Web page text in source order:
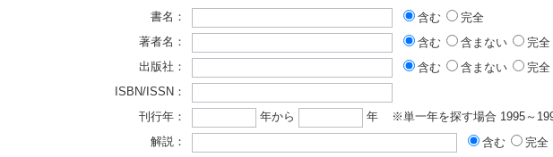
書名： 含む
完全
著者名：
含む 含まない
完全
出版社：
含む 含まない
完全
ISBN/ISSN：
刊行年：
年から 年
※単一年を探す場合 1995～
解説：
含む
完全